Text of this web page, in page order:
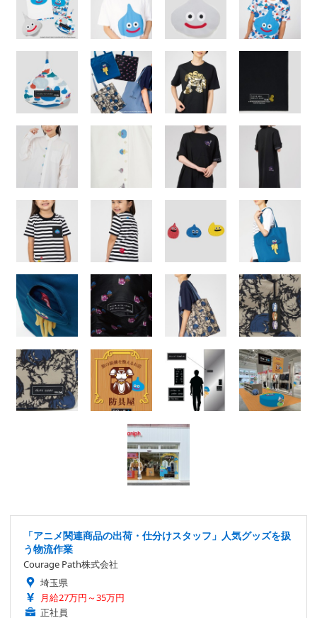
「アニメ関連商品の出荷・仕分けスタッフ」人気グッズを扱
う物流作業
Courage Path株式会社
埼玉県
月給27万円～35万円
正社員